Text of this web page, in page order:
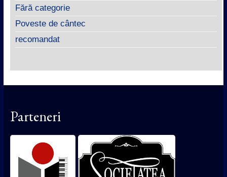
Fără categorie
Poveste de cântec
recomandat
Parteneri